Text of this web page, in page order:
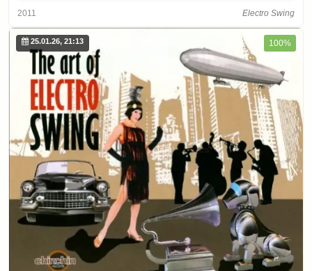
2011 Electro Swing
25.01.26, 21:13 100%